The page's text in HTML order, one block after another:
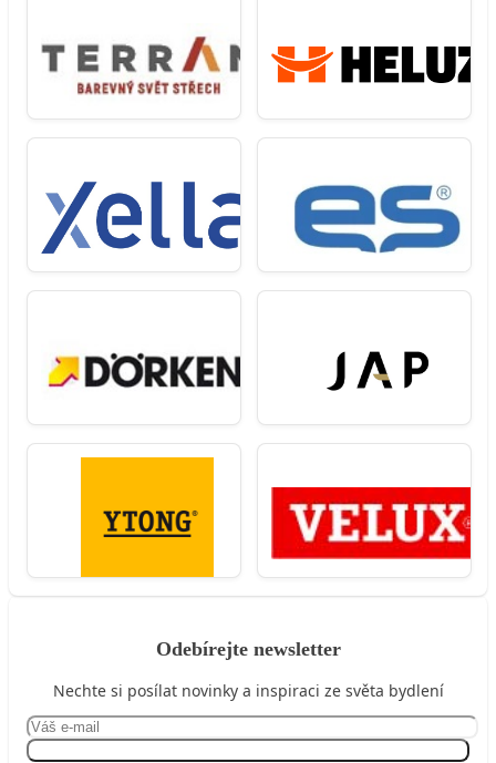
Odebírejte newsletter
Nechte si posílat novinky a inspiraci ze světa bydlení